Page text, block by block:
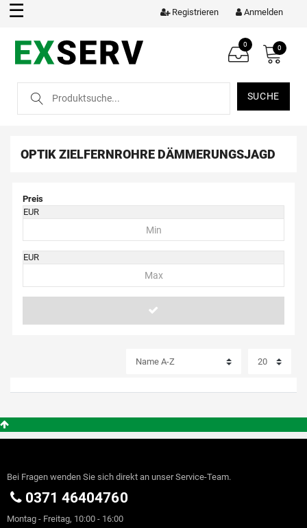
☰ Anmelden
Registrieren
SUCHE
0 0
OPTIKZIELFERNROHRE DÄMMERUNGSJAGD
Preis
EUR
EUR
Bei Fragen wenden Sie sich direkt an unser Service-Team.
0371 46404760
Montag - Freitag, 10:00 - 16:00